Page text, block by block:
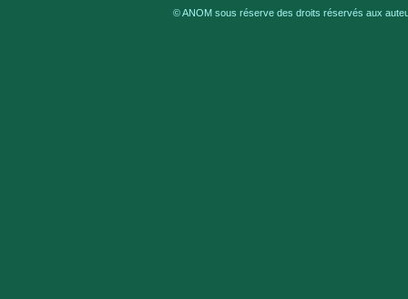
© ANOM sous réserve des droits réservés aux